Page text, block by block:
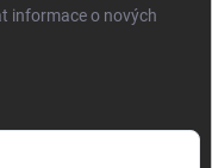
informace o nových